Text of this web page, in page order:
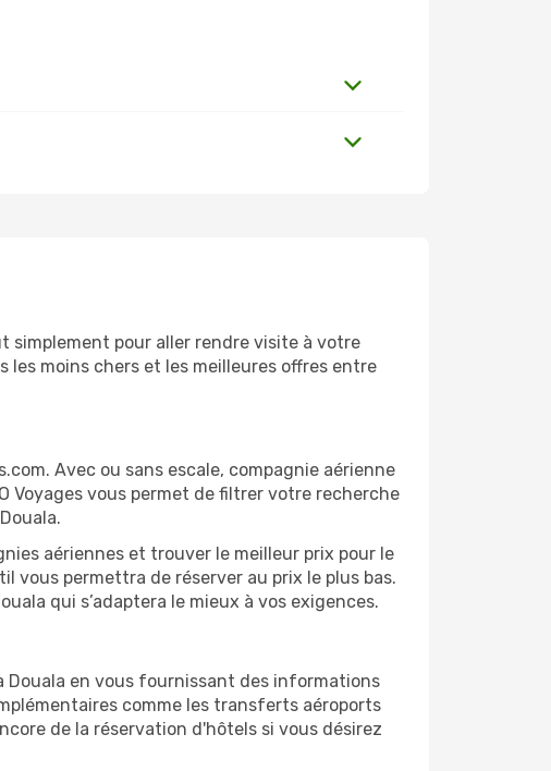
simplement pour aller rendre visite à votre
les moins chers et les meilleures offres entre
Avec ou sans escale, compagnie aérienne
Voyages vous permet de filtrer votre recherche
aériennes et trouver le meilleur prix pour le
vous permettra de réserver au prix le plus bas.
qui s’adaptera le mieux à vos exigences.
en vous fournissant des informations
comme les transferts aéroports
de la réservation d'hôtels si vous désirez